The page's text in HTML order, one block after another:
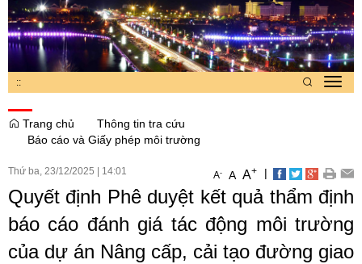
::
Trang chủ
Thông tin tra cứu
Báo cáo và Giấy phép môi trường
Thứ ba, 23/12/2025 14:01 A- A A+ |
Quyết định Phê duyệt kết quả thẩm định
báo cáo đánh giá tác động môi trường
của dự án Nâng cấp, cải tạo đường giao